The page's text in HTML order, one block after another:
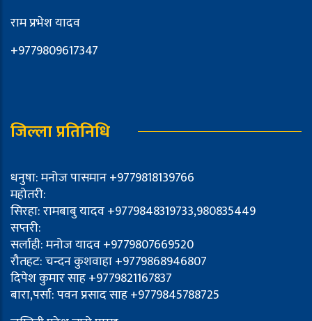
राम प्रभेश यादव
+9779809617347
जिल्ला प्रतिनिधि
धनुषा: मनोज पासमान +9779818139766
महोतरी:
सिरहा: रामबाबु यादव +9779848319733,980835449
सप्तरी:
सर्लाही: मनोज यादव +9779807669520
रौतहट: चन्दन कुशवाहा +9779868946807
दिपेश कुमार साह +9779821167837
बारा,पर्सा: पवन प्रसाद साह +9779845788725